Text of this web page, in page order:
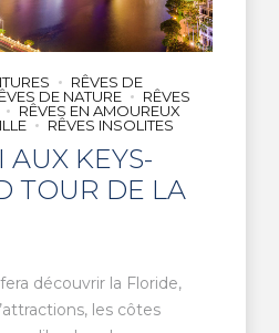
RÊVES DE
DE NATURE
RÊVES
RÊVES EN AMOUREUX
RÊVES INSOLITES
KEYS-
TOUR DE LA
découvrir la Floride,
les côtes